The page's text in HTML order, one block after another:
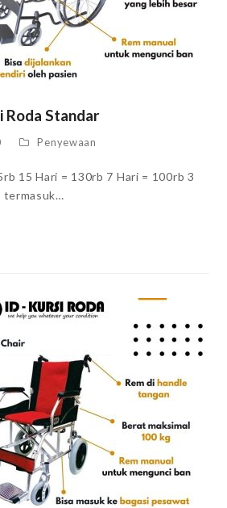
Roda Standar
Penyewaan
15 Hari = 130rb 7 Hari = 100rb 3
termasuk…